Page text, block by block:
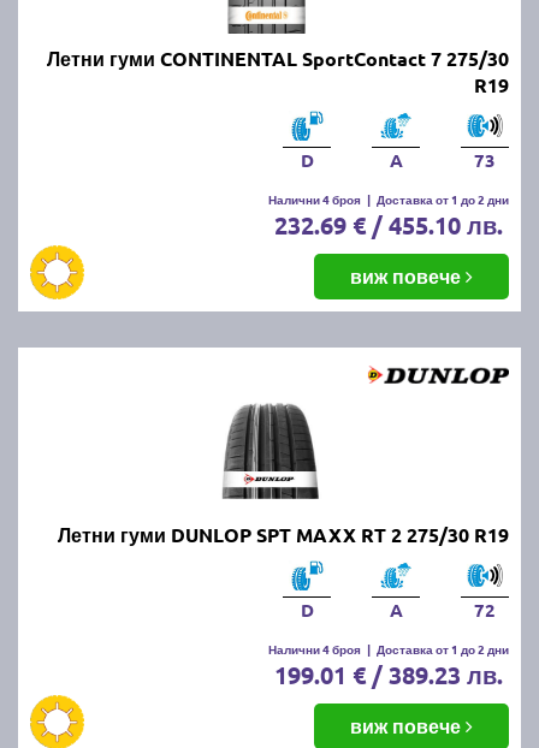
Летни гуми CONTINENTAL SportContact 7 275/30
R19
D A 73
Налични 4 броя | Доставка от 1 до 2 дни
232.69 € / 455.10 лв.
виж повече
Летни гуми DUNLOP SPT MAXX RT 2 275/30 R19
D A 72
Налични 4 броя | Доставка от 1 до 2 дни
199.01 € / 389.23 лв.
виж повече